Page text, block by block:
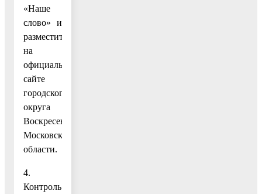
«Наше
слово» и
разместить
на
официальном
сайте
городского
округа
Воскресенск
Московской
области.
4.
Контроль